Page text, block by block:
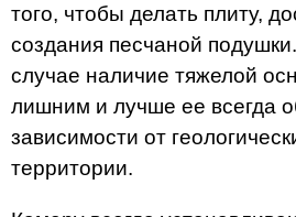
того, чтобы делать плиту,
создания песчаной
случае наличие тяжелой
лишним и лучше ее всегда
зависимости от
территории.